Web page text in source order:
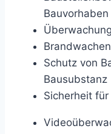
Bauvorhaben
Schutz von
Bausubstanz
Sicherheit